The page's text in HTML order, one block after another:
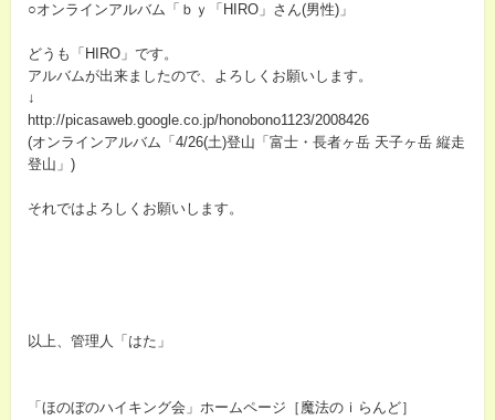
○オンラインアルバム「ｂｙ「HIRO」さん(男性)」
どうも「HIRO」です。
アルバムが出来ましたので、よろしくお願いします。
↓
http://picasaweb.google.co.jp/honobono1123/2008426
(オンラインアルバム「4/26(土)登山「富士・長者ヶ岳 天子ヶ岳 縦走
登山」)
それではよろしくお願いします。
以上、管理人「はた」
「ほのぼのハイキング会」ホームページ［魔法のｉらんど］